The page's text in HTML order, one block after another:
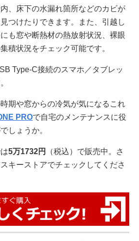
、床下の水漏れ箇所などのカビが
つけたりできます。また、引越し
も窓や断熱材の熱放射状況、裸眼
積状況をチェック可能です。
Type-C接続のスマホ／タブレッ
期や窓からの冷気が気になるこれ
PROで自宅のメンテナンスに役
しょうか。
5万1732円
（税込）で販売中。さ
キーストアでチェックしてくださ